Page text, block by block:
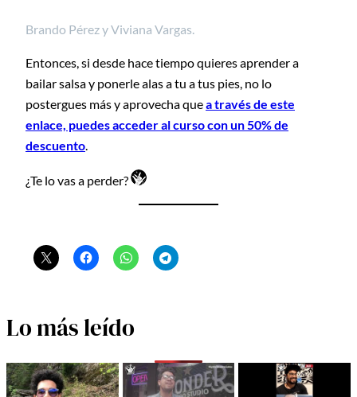
Brando Pérez y Viviana Vargas.
Entonces, si desde hace tiempo quieres aprender a
bailar salsa y ponerle alas a tu a tus pies, no lo
postergues más y aprovecha quea través de este
enlace, puedes acceder al curso con un 50% de
descuento.
¿Te lo vas a perder?
Lo más leído